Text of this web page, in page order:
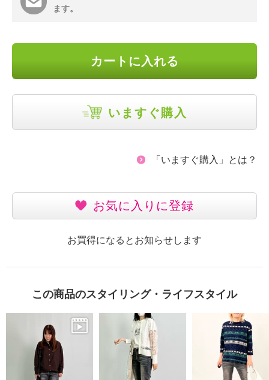
ます。
カートに入れる
いますぐ購入
「いますぐ購入」とは？
お気に入りに登録
お買得になるとお知らせします
この商品のスタイリング・ライフスタイル